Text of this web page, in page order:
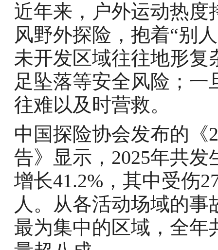
近年来，户外运动热度
风野外探险，抱着“别
未开发区域往往地形复
足坠落等安全风险；
往难以及时营救。
中国探险协会发布的《
告》显示，2025年共
增长41.2%，其中受伤
人。从各活动场域的
最为集中的区域，全年